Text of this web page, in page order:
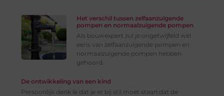
Het verschil tussen zelfaanzuigende
pompen en normaalzuigende pompen
Als bouwexpert zul je ongetwijfeld wel
eens van zelfaanzuigende pompen en
normaalzuigende pompen hebben
gehoord.
De ontwikkeling van een kind
Persoonlijk denk ik dat je er bij stil moet staan dat de